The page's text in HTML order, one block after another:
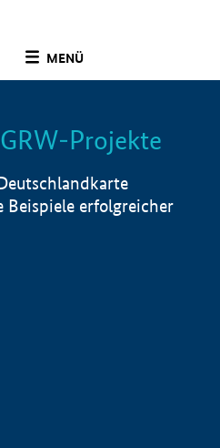
MENÜ
Info
Projekte
erfolgreicher